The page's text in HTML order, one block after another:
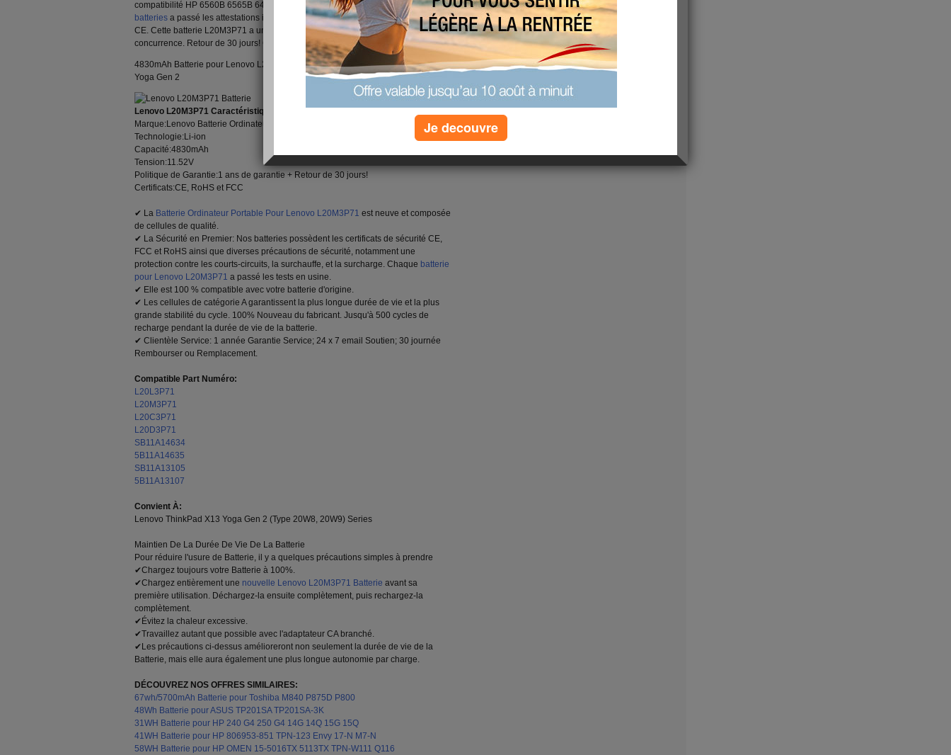
compatibilité HP 6560B 6565B 6470B 6475B 6570B. Toutes
Lenovo L20M3P71
batteries a passé les attestations internationales ISO9001, RoHS et de certification
CE. Cette batterie L20M3P71 a une capacité et une fiabilité plus élevée que la
concurrence. Retour de 30 jours! Garantie de 12 mois!
4830mAh Batterie pour Lenovo L20M3P71 compatibilité Lenovo ThinkPad X13
Yoga Gen 2
Lenovo L20M3P71 Caractéristiques Techniques
Marque:Lenovo Batterie Ordinateur Portable
Technologie:Li-ion
Capacité:4830mAh
Tension:11.52V
Politique de Garantie:1 ans de garantie + Retour de 30 jours!
Certificats:CE, RoHS et FCC
✔ La Batterie Ordinateur Portable Pour Lenovo L20M3P71 est neuve et composée
de cellules de qualité.
✔ La Sécurité en Premier: Nos batteries possèdent les certificats de sécurité CE,
FCC et RoHS ainsi que diverses précautions de sécurité, notamment une
protection contre les courts-circuits, la surchauffe, et la surcharge. Chaque batterie
pour Lenovo L20M3P71 a passé les tests en usine.
✔ Elle est 100 % compatible avec votre batterie d'origine.
✔ Les cellules de catégorie A garantissent la plus longue durée de vie et la plus
grande stabilité du cycle. 100% Nouveau du fabricant. Jusqu'à 500 cycles de
recharge pendant la durée de vie de la batterie.
✔ Clientèle Service: 1 année Garantie Service; 24 x 7 email Soutien; 30 journée
Rembourser ou Remplacement.
Compatible Part Numéro:
L20L3P71
L20M3P71
L20C3P71
L20D3P71
SB11A14634
5B11A14635
SB11A13105
5B11A13107
Convient À:
Lenovo ThinkPad X13 Yoga Gen 2 (Type 20W8, 20W9) Series
Maintien De La Durée De Vie De La Batterie
Pour réduire l'usure de Batterie, il y a quelques précautions simples à prendre
✔Chargez toujours votre Batterie à 100%.
✔Chargez entièrement une nouvelle Lenovo L20M3P71 Batterie avant sa
première utilisation. Déchargez-la ensuite complètement, puis rechargez-la
complètement.
✔Évitez la chaleur excessive.
✔Travaillez autant que possible avec l'adaptateur CA branché.
✔Les précautions ci-dessus amélioreront non seulement la durée de vie de la
Batterie, mais elle aura également une plus longue autonomie par charge.
DÉCOUVREZ NOS OFFRES SIMILAIRES:
67wh/5700mAh Batterie pour Toshiba M840 P875D P800
48Wh Batterie pour ASUS TP201SA TP201SA-3K
31WH Batterie pour HP 240 G4 250 G4 14G 14Q 15G 15Q
41WH Batterie pour HP 806953-851 TPN-123 Envy 17-N M7-N
58WH Batterie pour HP OMEN 15-5016TX 5113TX TPN-W111 Q116
Je decouvre